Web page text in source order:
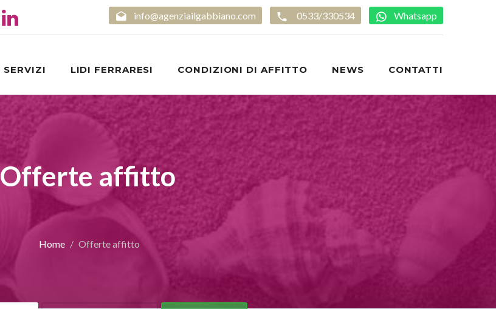
info@agenziailgabbiano.com 0533/330534 Whatsapp
SERVIZI LIDI FERRARESI CONDIZIONI DI AFFITTO NEWS CONTATTI
Offerte affitto
Home Offerte affitto